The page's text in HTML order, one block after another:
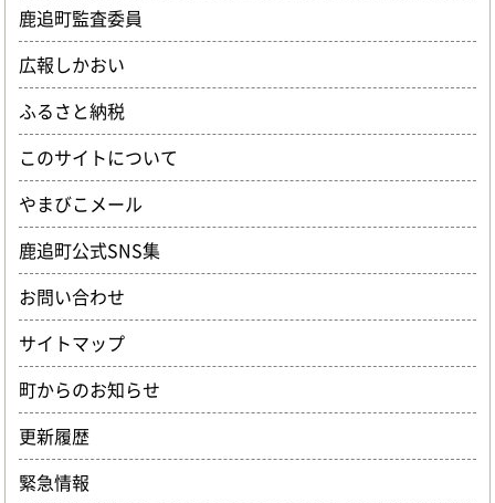
鹿追町監査委員
広報しかおい
ふるさと納税
このサイトについて
やまびこメール
鹿追町公式SNS集
お問い合わせ
サイトマップ
町からのお知らせ
更新履歴
緊急情報